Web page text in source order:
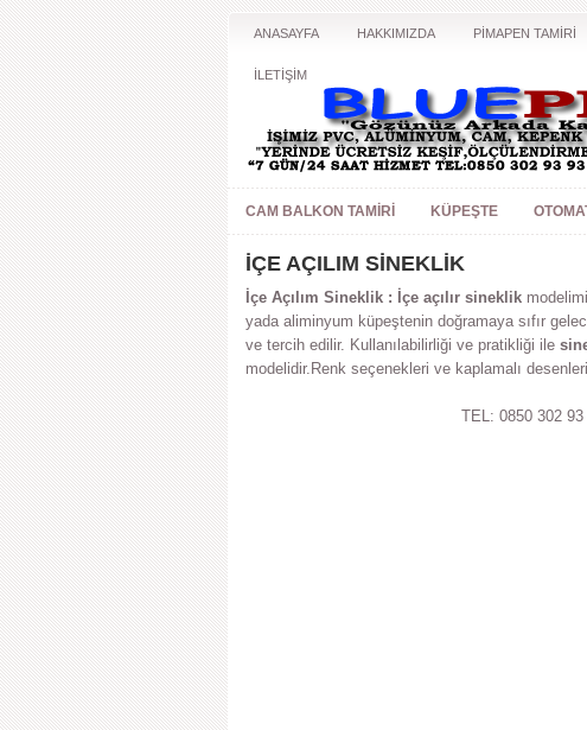
ANASAYFA HAKKIMIZDA PİMAPEN TAMİRİ
İLETİŞİM
CAM BALKON TAMIRI KÜPEŞTE
İÇE AÇILIM SİNEKLİK
İçe Açılım Sineklik : İçe açılır sineklik
yada aliminyum küpeştenin doğramaya sıfır
ve tercih edilir. Kullanılabilirliği ve pratikliği ile
modelidir.Renk seçenekleri ve kaplamalı
TEL: 0850 302